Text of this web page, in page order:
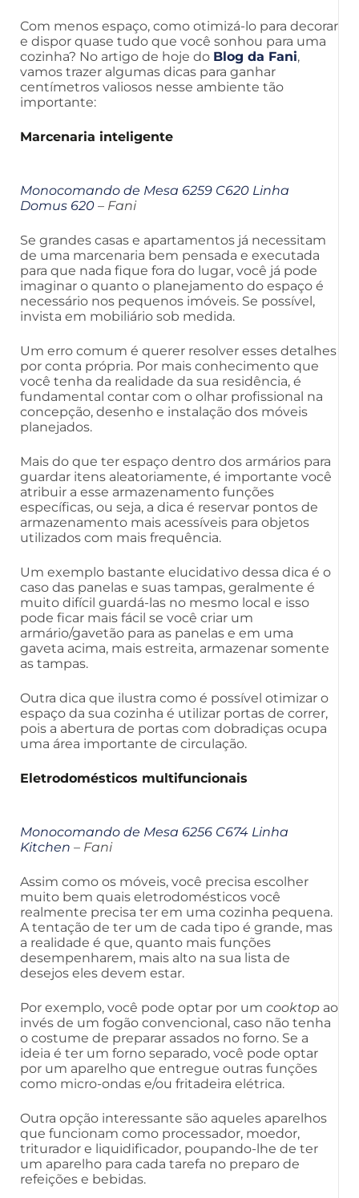
Com menos espaço, como otimizá-lo para decorar
e dispor quase tudo que você sonhou para uma
cozinha? No artigo de hoje do Blog da Fani,
vamos trazer algumas dicas para ganhar
centímetros valiosos nesse ambiente tão
importante:
Marcenaria inteligente
Monocomando de Mesa 6259 C620 Linha
Domus 620 – Fani
Se grandes casas e apartamentos já necessitam
de uma marcenaria bem pensada e executada
para que nada fique fora do lugar, você já pode
imaginar o quanto o planejamento do espaço é
necessário nos pequenos imóveis. Se possível,
invista em mobiliário sob medida.
Um erro comum é querer resolver esses detalhes
por conta própria. Por mais conhecimento que
você tenha da realidade da sua residência, é
fundamental contar com o olhar profissional na
concepção, desenho e instalação dos móveis
planejados.
Mais do que ter espaço dentro dos armários para
guardar itens aleatoriamente, é importante você
atribuir a esse armazenamento funções
específicas, ou seja, a dica é reservar pontos de
armazenamento mais acessíveis para objetos
utilizados com mais frequência.
Um exemplo bastante elucidativo dessa dica é o
caso das panelas e suas tampas, geralmente é
muito difícil guardá-las no mesmo local e isso
pode ficar mais fácil se você criar um
armário/gavetão para as panelas e em uma
gaveta acima, mais estreita, armazenar somente
as tampas.
Outra dica que ilustra como é possível otimizar o
espaço da sua cozinha é utilizar portas de correr,
pois a abertura de portas com dobradiças ocupa
uma área importante de circulação.
Eletrodomésticos multifuncionais
Monocomando de Mesa 6256 C674 Linha
Kitchen – Fani
Assim como os móveis, você precisa escolher
muito bem quais eletrodomésticos você
realmente precisa ter em uma cozinha pequena.
A tentação de ter um de cada tipo é grande, mas
a realidade é que, quanto mais funções
desempenharem, mais alto na sua lista de
desejos eles devem estar.
Por exemplo, você pode optar por um cooktop ao
invés de um fogão convencional, caso não tenha
o costume de preparar assados no forno. Se a
ideia é ter um forno separado, você pode optar
por um aparelho que entregue outras funções
como micro-ondas e/ou fritadeira elétrica.
Outra opção interessante são aqueles aparelhos
que funcionam como processador, moedor,
triturador e liquidificador, poupando-lhe de ter
um aparelho para cada tarefa no preparo de
refeições e bebidas.